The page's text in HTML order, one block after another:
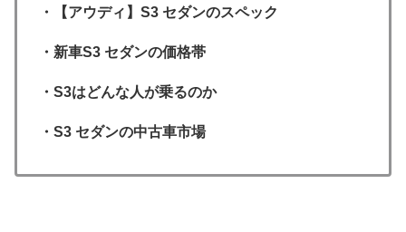
・【アウディ】S3 セダンのスペック
・新車S3 セダンの価格帯
・S3はどんな人が乗るのか
・S3 セダンの中古車市場